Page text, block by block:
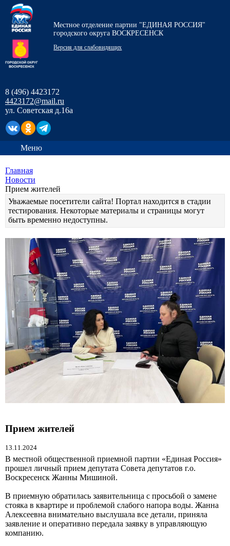
Местное отделение партии "ЕДИНАЯ РОССИЯ"
городского округа ВОСКРЕСЕНСК
Версия для слабовидящих
8 (496) 4423172
4423172@mail.ru
ул. Советская д.16а
Меню
Главная
Новости
Прием жителей
Уважаемые посетители сайта! Портал находится в стадии
тестирования. Некоторые материалы и страницы могут
быть временно недоступны.
Прием жителей
13.11.2024
В местной общественной приемной партии «Единая Россия»
прошел личный прием депутата Совета депутатов г.о.
Воскресенск Жанны Мишиной.
В приемную обратилась заявительница с просьбой о замене
стояка в квартире и проблемой слабого напора воды. Жанна
Алексеевна внимательно выслушала все детали, приняла
заявление и оперативно передала заявку в управляющую
компанию.